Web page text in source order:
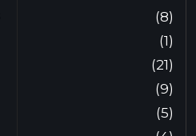
(8)
(1)
(21)
(9)
(5)